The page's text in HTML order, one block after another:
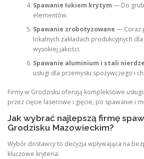
Spawanie łukiem krytym — Do
elementów.
Spawanie zrobotyzowane — Coraz
lokalnych zakładach produkcyjnych
wysokiej jakości.
Spawanie aluminium i stali
usługi dla przemysłu spożywczego i
Firmy w Grodzisku oferują kompleksowe
przez cięcie laserowe i gięcie, po spawanie i
Jak wybrać najlepszą firmę
Grodzisku Mazowieckim?
Wybór dostawcy to decyzja wpływająca na
kluczowe kryteria: